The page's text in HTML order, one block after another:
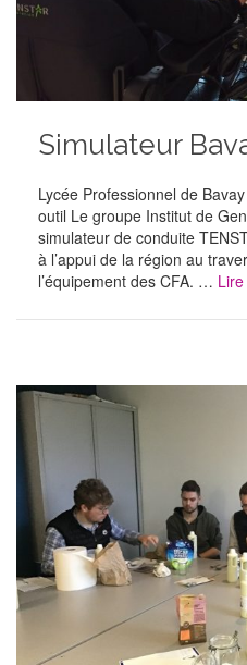
Simulateur
Lycée Professionnel de
outil Le groupe Institut de
simulateur de conduite
à l’appui de la région au
l’équipement des CFA. …